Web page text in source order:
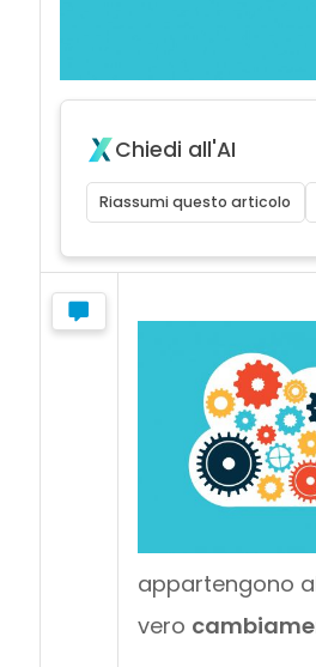
Chiedi all'AI
Riassumi questo articolo
appartengono
vero